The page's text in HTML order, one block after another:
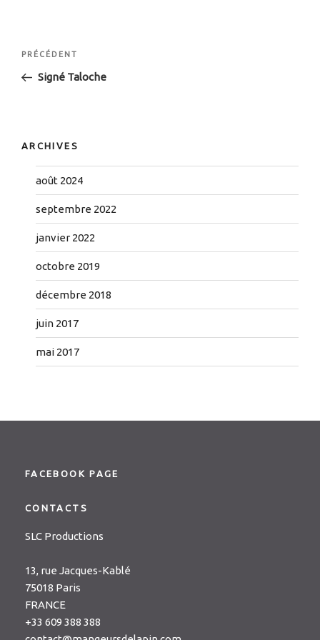
Navigation
l’article
Article
précédent
PRÉCÉDENT
Signé Taloche
ARCHIVES
août 2024
septembre 2022
janvier 2022
octobre 2019
décembre 2018
juin 2017
mai 2017
FACEBOOK PAGE
CONTACTS
SLC Productions
13, rue Jacques-Kablé
75018 Paris
FRANCE
+33 609 388 388